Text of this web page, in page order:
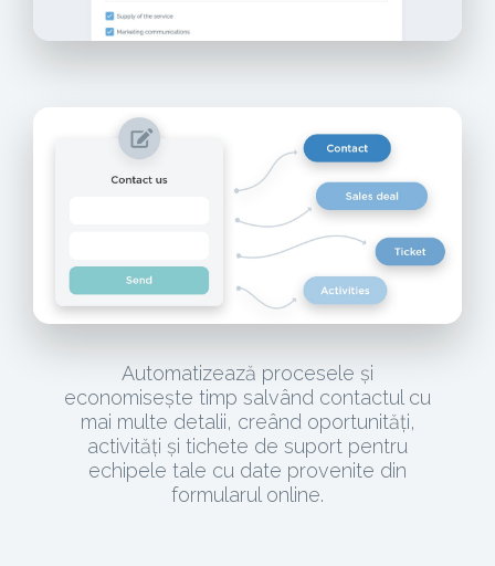
Automatizează procesele și
economisește timp salvând contactul cu
mai multe detalii, creând oportunități,
activități și tichete de suport pentru
echipele tale cu date provenite din
formularul online.